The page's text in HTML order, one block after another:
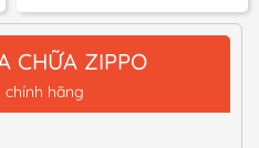
₫
₫
từ
đến
CHỮA ZIPPO
chính hãng